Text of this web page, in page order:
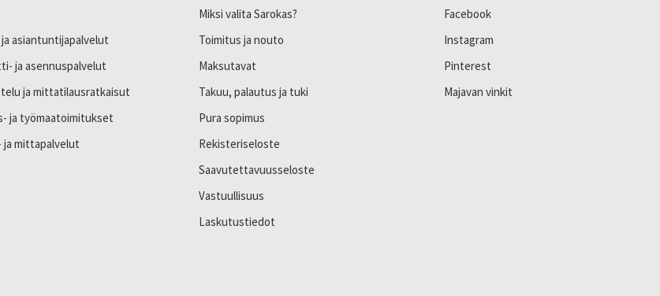
asiantuntijapalvelut
ja asennuspalvelut
ja mittatilausratkaisut
ja työmaatoimitukset
ja mittapalvelut
Miksi valita Sarokas?
Toimitus ja nouto
Maksutavat
Takuu, palautus ja tuki
Pura sopimus
Rekisteriseloste
Saavutettavuusseloste
Vastuullisuus
Laskutustiedot
Facebook
Instagram
Pinterest
Majavan vinkit